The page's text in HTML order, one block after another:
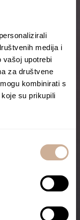
medija i
vašoj upotrebi
za društvene
kombinirati s
su prikupili